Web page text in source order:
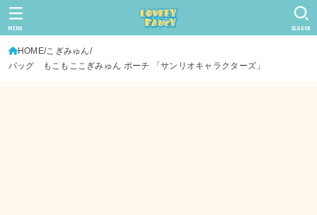
SEARCH
MENU
HOME こぎみゅん
バッグ もこもここぎみゅん ポーチ 「サンリオキャラクターズ」